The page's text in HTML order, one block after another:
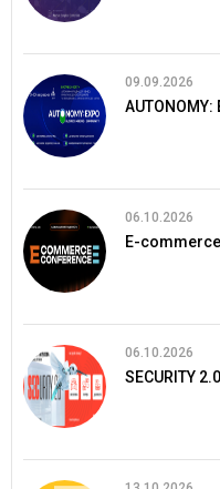
09.09.2026
AUTONOMY:
06.10.2026
E-
06.10.2026
SECURITY 2.0